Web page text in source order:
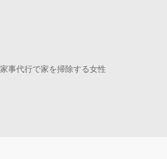
家事代行で家を掃除する女性